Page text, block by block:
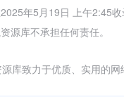
年5月19日 上午2:45
源库不承担任何责任。
库致力于优质、实用的网